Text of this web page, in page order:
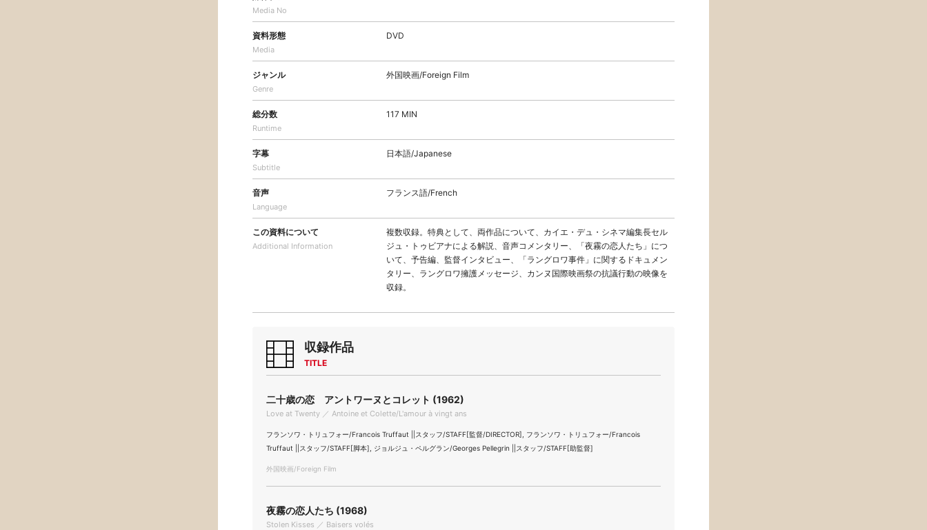
Media No
資料形態
Media
DVD
ジャンル
Genre
外国映画/Foreign Film
総分数
Runtime
117 MIN
字幕
Subtitle
日本語/Japanese
音声
Language
フランス語/French
この資料について
Additional Information
複数収録。特典として、両作品について、カイエ・デュ・シネマ編集長セル
ジュ・トゥビアナによる解説、音声コメンタリー、「夜霧の恋人たち」につ
いて、予告編、監督インタビュー、「ラングロワ事件」に関するドキュメン
タリー、ラングロワ擁護メッセージ、カンヌ国際映画祭の抗議行動の映像を
収録。
収録作品
TITLE
二十歳の恋 アントワーヌとコレット (1962)
Love at Twenty ／ Antoine et Colette/L'amour à vingt ans
フランソワ・トリュフォー/Francois Truffaut ||スタッフ/STAFF[監督/DIRECTOR], フランソワ・トリュフォー/Francois
Truffaut ||スタッフ/STAFF[脚本], ジョルジュ・ペルグラン/Georges Pellegrin ||スタッフ/STAFF[助監督]
外国映画/Foreign Film
夜霧の恋人たち (1968)
Stolen Kisses ／ Baisers volés